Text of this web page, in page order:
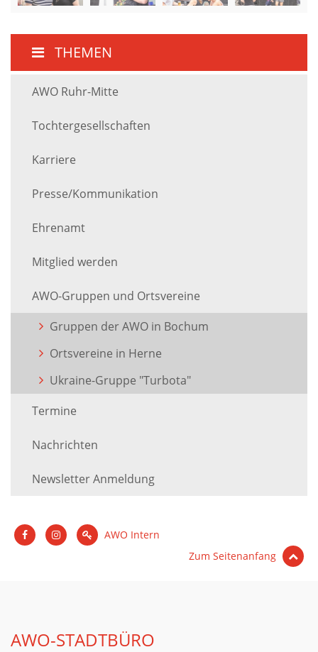
THEMEN
AWO Ruhr-Mitte
Tochtergesellschaften
Karriere
Presse/Kommunikation
Ehrenamt
Mitglied werden
AWO-Gruppen und Ortsvereine
Gruppen der AWO in Bochum
Ortsvereine in Herne
Ukraine-Gruppe "Turbota"
Termine
Nachrichten
Newsletter Anmeldung
AWO Intern
Zum Seitenanfang
AWO-STADTBÜRO